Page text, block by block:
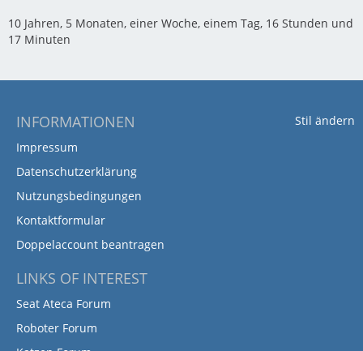
10 Jahren, 5 Monaten, einer Woche, einem Tag, 16 Stunden und
17 Minuten
Stil ändern
INFORMATIONEN
Impressum
Datenschutzerklärung
Nutzungsbedingungen
Kontaktformular
Doppelaccount beantragen
LINKS OF INTEREST
Seat Ateca Forum
Roboter Forum